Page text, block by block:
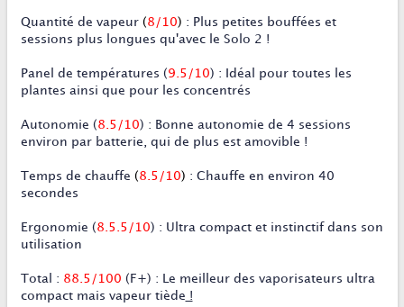
Quantité de vapeur(8/10) : Plus petites bouffées et
sessions plus longues qu'avec le Solo 2 !
Panel de températures (9 .5/10) :
Idéal pour toutes les
plantes ainsi que pour les concentrés
Autonomie (8.5/10) : Bonne autonomie de 4 sessions
environ par batterie , qui de plus est amovible !
Temps de chauffe (8.5/10) : Chauffe en environ 40
secondes
Ergonomie (8.5.5 /10) : Ultra compact et instinctif dans son
utilisation
Total : 88.5/100 (F+) :
Le meilleur des vaporisateurs ultra
compact mais vapeur tiède !